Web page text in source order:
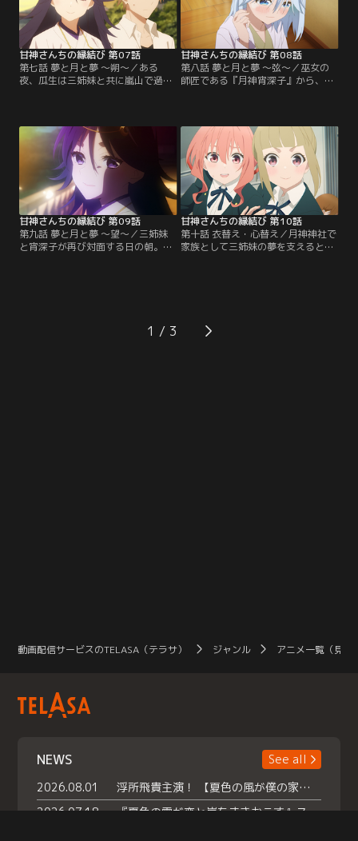
神社のなりすましアカウントが例大
祭の中止を言いふらしており…。
【提供：バンダイチャンネル】
か？』一人悶々と考える瓜生の前に
朝姫が現れる。【提供：バンダイチ
ャンネル】
甘神さんちの縁結び 第07話
第七話 夢と月と夢 ～朔～／ある
夜、瓜生は三姉妹と共に嵐山で過ご
た瓜生は、これ以上勉強に支障が出
ないように、なるべく夢の内容に逆
らおうと決意する。一方、三姉妹
は、例大祭で増えた参拝客に良き対
応をするにはどうしたら良いのかを
相談するため…。【提供：バンダイ
チャンネル】
甘神さんちの縁結び 第08話
第八話 夢と月と夢 ～弦～／巫女の
師匠である『月神宵深子』から、本
葉に精神的ダメージを受けた夕奈を
なんとか励ますことに成功した瓜生
は、このまま嵐山に残っていると、
未来が予知夢の通りになってしまう
と気が付き、そのまま家に帰ろうと
するのだが…。【提供：バンダイチ
ャンネル】
甘神さんちの縁結び 第09話
第九話 夢と月と夢 ～望～／三姉妹
と宵深子が再び対面する日の朝。瓜
た。舞昼は宵深子の様子から、なぜ
彼女がわざわざ自分を呼びだしたの
甘神さんちの縁結び 第10話
第十話 衣替え・心替え／月神神社で
家族として三姉妹の夢を支えると約
いたのはなんと夕奈。夕奈の高校は
今年から共学になり、瓜生はクラス
1
動画配信サービスのTELASA（テラサ） ジャンル アニメ一覧（見放
NEWS
See all
2026.08.01
浮所飛貴主演！ 【夏色の風が僕の家にやってきた】 本日よりテラサで独占配信スタート！
2026.07.18
『夏色の雲が恋と嵐をまきおこす』スペシャルメイキング 【Part1】2026年７月18日（土）23時30分～配信スタート！話題のシーンの裏側を大公開！豪華キャスト大集合！ 『武宮家 真夏の家族会議』開催！